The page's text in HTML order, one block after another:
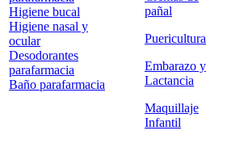
Higiene bucal
Higiene nasal y
ocular
Desodorantes
parafarmacia
Baño parafarmacia
pañal
Puericultura
Embarazo y
Lactancia
Maquillaje
Infantil